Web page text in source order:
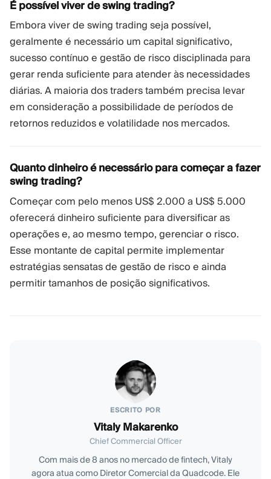
É possível viver de swing trading?
Embora viver de swing trading seja possível,
geralmente é necessário um capital significativo,
sucesso contínuo e gestão de risco disciplinada para
gerar renda suficiente para atender às necessidades
diárias. A maioria dos traders também precisa levar
em consideração a possibilidade de períodos de
retornos reduzidos e volatilidade nos mercados.
Quanto dinheiro é necessário para começar a fazer
swing trading?
Começar com pelo menos US$ 2.000 a US$ 5.000
oferecerá dinheiro suficiente para diversificar as
operações e, ao mesmo tempo, gerenciar o risco.
Esse montante de capital permite implementar
estratégias sensatas de gestão de risco e ainda
permitir tamanhos de posição significativos.
ESCRITO POR
Vitaly Makarenko
Chief Commercial Officer
Com mais de 8 anos no mercado de fintech, Vitaly
agora atua como Diretor Comercial da Quadcode. Ele